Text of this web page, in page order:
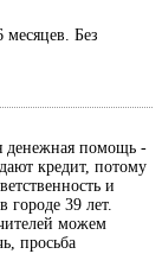
Без
денежная помощь -
кредит, потому
и
городе 39 лет.
можем
просьба